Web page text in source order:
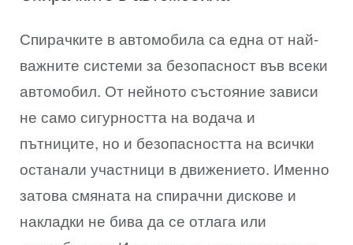
Спирачките в автомобила са една от най-
важните системи за безопасност във всеки
автомобил. От нейното състояние зависи
не само сигурността на водача и
пътниците, но и безопасността на всички
останали участници в движението. Именно
затова смяната на спирачни дискове и
накладки не бива да се отлага или